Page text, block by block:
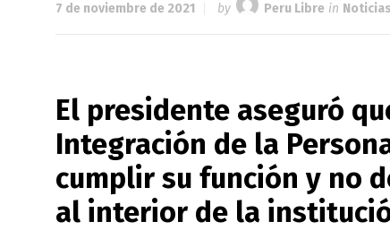
7 de noviembre de 2021 by Peru Libre in Noticias
El presidente aseguró
Integración de la
cumplir su función y no
al interior de la